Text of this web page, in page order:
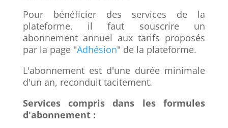
Pour bénéficier des services de la
plateforme, il faut souscrire un
abonnement annuel aux tarifs proposés
par la page "Adhésion" de la plateforme.
L'abonnement est d'une durée minimale
d'un an, reconduit tacitement.
Services compris dans les formules
d'abonnement :